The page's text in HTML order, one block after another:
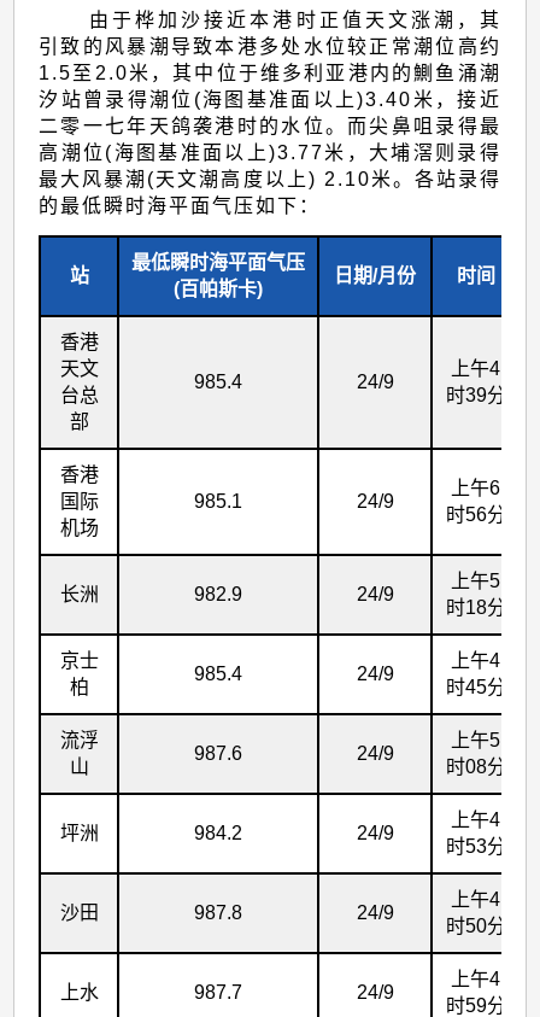
由于桦加沙接近本港时正值天文涨潮，其
引致的风暴潮导致本港多处水位较正常潮位高约
1.5至2.0米，其中位于维多利亚港内的鰂鱼涌潮
汐站曾录得潮位(海图基准面以上)3.40米，接近
二零一七年天鸽袭港时的水位。而尖鼻咀录得最
高潮位(海图基准面以上)3.77米，大埔滘则录得
最大风暴潮(天文潮高度以上) 2.10米。各站录得
的最低瞬时海平面气压如下：
站
最低瞬时海平面气压
(百帕斯卡)
日期/月份 时间
香港
天文
台总
部
985.4 24/9
上午4
时39分
香港
国际
机场
985.1 24/9
上午6
时56分
长洲 982.9 24/9
上午5
时18分
京士
柏
985.4 24/9
上午4
时45分
流浮
山
987.6 24/9
上午5
时08分
坪洲 984.2 24/9
上午4
时53分
沙田 987.8 24/9
上午4
时50分
上水 987.7 24/9
上午4
时59分